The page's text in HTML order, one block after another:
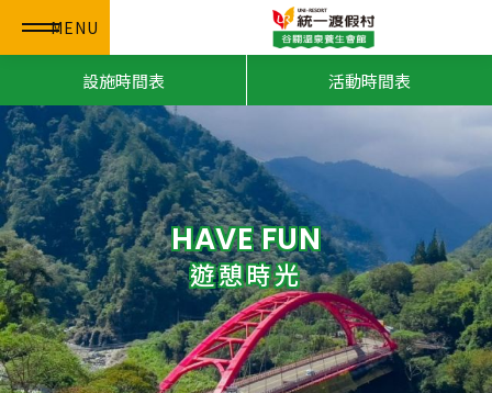
MENU
HAVE FUN
遊憩時光
設施時間表 活動時間表